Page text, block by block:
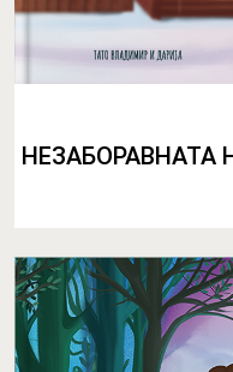
НЕЗАБОРАВНАТА